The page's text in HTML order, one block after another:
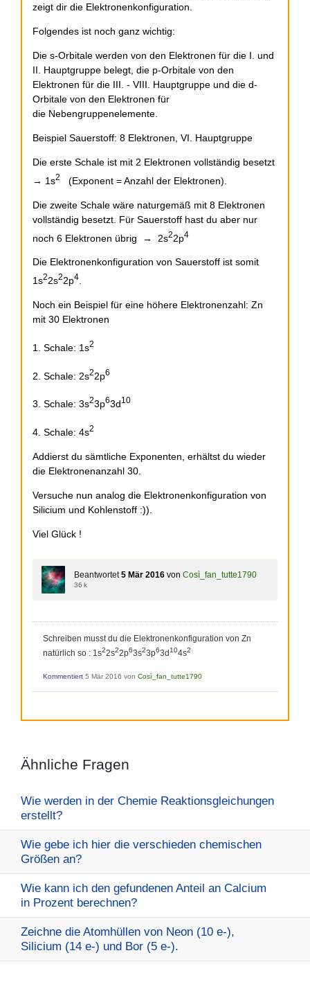
zeigt dir die Elektronenkonfiguration.
Folgendes ist noch ganz wichtig:
Die s-Orbitale werden von den Elektronen für die I. und
II. Hauptgruppe belegt, die p-Orbitale von den
Elektronen für die III. - VIII. Hauptgruppe und die d-
Orbitale von den Elektronen für
die Nebengruppenelemente.
Beispiel Sauerstoff: 8 Elektronen, VI. Hauptgruppe
Die erste Schale ist mit 2 Elektronen vollständig besetzt
→ 1s2 (Exponent = Anzahl der Elektronen).
Die zweite Schale wäre naturgemäß mit 8 Elektronen
vollständig besetzt. Für Sauerstoff hast du aber nur
noch 6 Elektronen übrig → 2s22p4
Die Elektronenkonfiguration von Sauerstoff ist somit
1s22s22p4
Noch ein Beispiel für eine höhere Elektronenzahl: Zn
mit 30 Elektronen
1. Schale: 1s2
2. Schale: 2s22p6
3. Schale: 3s23p63d10
4. Schale: 4s2
Addierst du sämtliche Exponenten, erhältst du wieder
die Elektronenanzahl 30.
Versuche nun analog die Elektronenkonfiguration von
Silicium und Kohlenstoff :)).
Viel Glück !
Beantwortet 5 Mär 2016 von Così_fan_tutte1790
36 k
Schreiben musst du die Elektronenkonfiguration von Zn
natürlich so : 1s22s22p63s23p63d104s2
Kommentiert 5 Mär 2016 von Così_fan_tutte1790
Ähnliche Fragen
Wie werden in der Chemie Reaktionsgleichungen
erstellt?
Wie gebe ich hier die verschieden chemischen
Größen an?
Wie kann ich den gefundenen Anteil an Calcium
in Prozent berechnen?
Zeichne die Atomhüllen von Neon (10 e-),
Silicium (14 e-) und Bor (5 e-).